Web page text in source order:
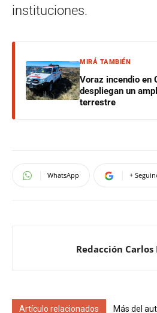
instituciones.
MIRÁ TAMBIÉN
Voraz incendio en
despliegan un
terrestre
WhatsApp +
Redacción Carlos
Artículo relacionados Más del